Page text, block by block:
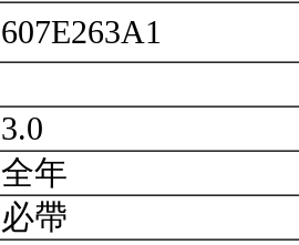
607E263A1
3.0
全年
必帶